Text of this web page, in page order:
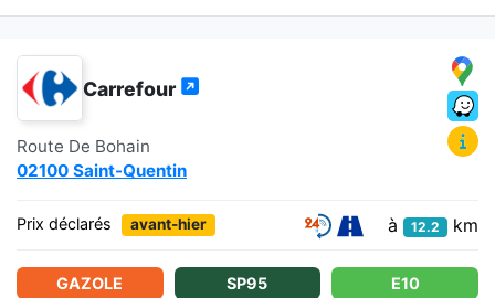
Carrefour
Route De Bohain
02100 Saint-Quentin
Prix déclarés avant-hier à 12.2 km
GAZOLE SP95 E10